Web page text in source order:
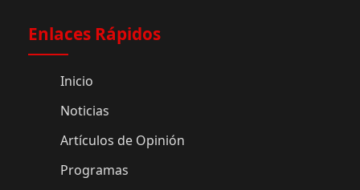
Enlaces Rápidos
Inicio
Noticias
Artículos de Opinión
Programas